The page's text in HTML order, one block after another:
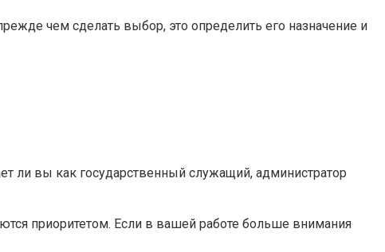
чем сделать выбор, это определить его назначение и
ли вы как государственный служащий, администратор
приоритетом. Если в вашей работе больше внимания